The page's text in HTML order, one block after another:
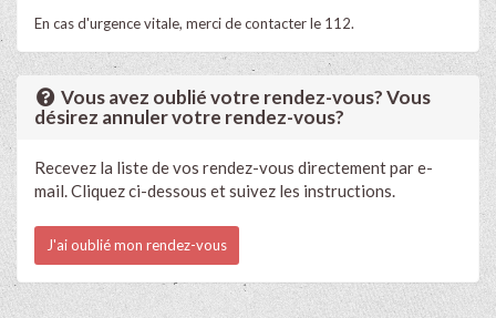
En cas d'urgence vitale, merci de contacter le 112.
Vous avez oublié votre rendez-vous? Vous
désirez annuler votre rendez-vous?
Recevez la liste de vos rendez-vous directement par e-
mail. Cliquez ci-dessous et suivez les instructions.
J'ai oublié mon rendez-vous